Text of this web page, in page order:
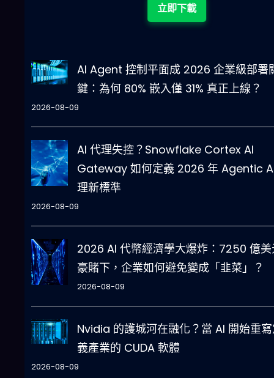
立即下載
AI Agent 控制平面成 2026 企業級部署
鍵：為何 80% 嵌入僅 31% 真正上線？
2026-08-09
AI 代理失控？Snowflake Cortex AI
Gateway 如何定義 2026 年 Agentic
理新標準
2026-08-09
2026 AI 代幣經濟學大爆炸：7250 億美
豪賭下，企業如何避免變成「韭菜」？
2026-08-09
Nvidia 的護城河在融化？當 AI 開始重
義產業的 CUDA 軟體
2026-08-09